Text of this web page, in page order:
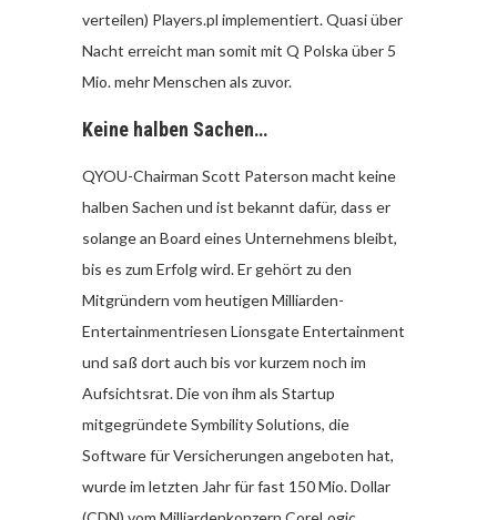
verteilen) Players.pl implementiert. Quasi über
Nacht erreicht man somit mit Q Polska über 5
Mio. mehr Menschen als zuvor.
Keine halben Sachen…
QYOU-Chairman Scott Paterson macht keine
halben Sachen und ist bekannt dafür, dass er
solange an Board eines Unternehmens bleibt,
bis es zum Erfolg wird. Er gehört zu den
Mitgründern vom heutigen Milliarden-
Entertainmentriesen Lionsgate Entertainment
und saß dort auch bis vor kurzem noch im
Aufsichtsrat. Die von ihm als Startup
mitgegründete Symbility Solutions, die
Software für Versicherungen angeboten hat,
wurde im letzten Jahr für fast 150 Mio. Dollar